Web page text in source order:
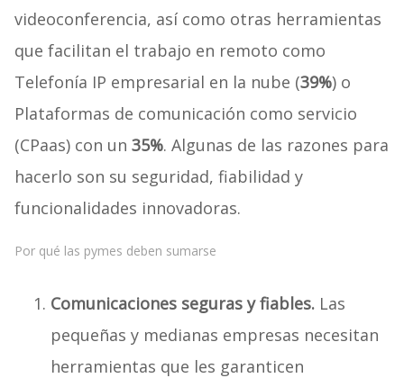
videoconferencia, así como otras herramientas
que facilitan el trabajo en remoto como
Telefonía IP empresarial en la nube (39%) o
Plataformas de comunicación como servicio
(CPaas) con un 35%. Algunas de las razones para
hacerlo son su seguridad, fiabilidad y
funcionalidades innovadoras.
Por qué las pymes deben sumarse
Comunicaciones seguras y fiables. Las
pequeñas y medianas empresas necesitan
herramientas que les garanticen